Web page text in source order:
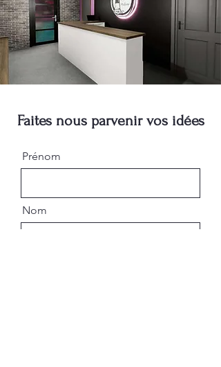
Faites nous parvenir vos idées
Prénom
Nom